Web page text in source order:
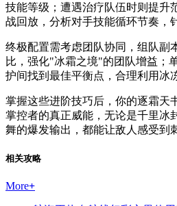
技能等级；遭遇治疗队伍时则提升
战回放，分析对手技能循环节奏，
终极配置需考虑团队协同，组队副
比，强化"冰霜之境"的团队增益；
护间找到最佳平衡点，合理利用冰
掌握这些进阶技巧后，你的逐霜天
掌控者的真正威能，无论是千里冰
舞的爆发输出，都能让敌人感受到
相关攻略
More+